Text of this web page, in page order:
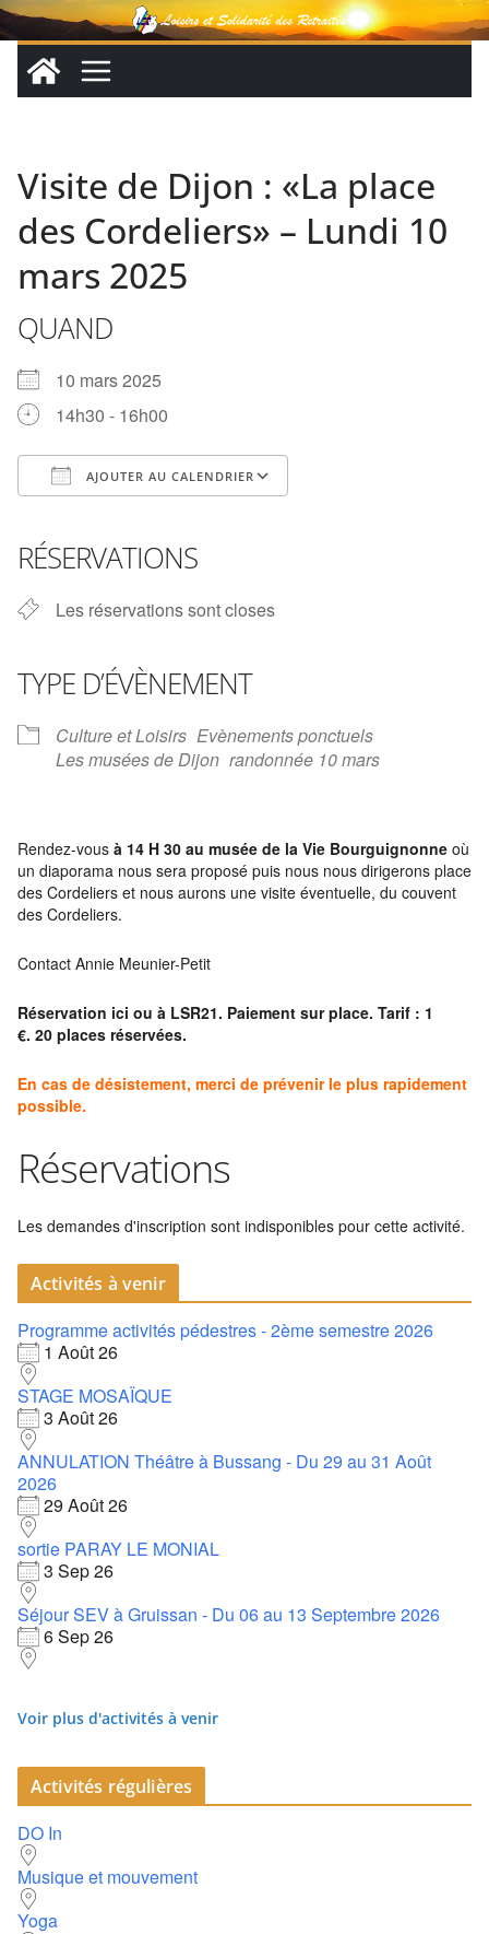
Passer
au
contenu
Visite de Dijon : «La place
des Cordeliers» – Lundi 10
mars 2025
QUAND
10 mars 2025
14h30 - 16h00
AJOUTER AU CALENDRIER
RÉSERVATIONS
Les réservations sont closes
TYPE D’ÉVÈNEMENT
Culture et Loisirs Evènements ponctuels
Les musées de Dijon randonnée 10 mars
Rendez-vous à 14 H 30 au musée de la Vie Bourguignonne où
un diaporama nous sera proposé puis nous nous dirigerons place
des Cordeliers et nous aurons une visite éventuelle, du couvent
des Cordeliers.
Contact Annie Meunier-Petit
Réservation ici ou à LSR21. Paiement sur place. Tarif : 1
€. 20 places réservées.
En cas de désistement, merci de prévenir le plus rapidement
possible.
Réservations
Les demandes d'inscription sont indisponibles pour cette activité.
Activités à venir
Programme activités pédestres - 2ème semestre 2026
1 Août 26
STAGE MOSAÏQUE
3 Août 26
ANNULATION Théâtre à Bussang - Du 29 au 31 Août
2026
29 Août 26
sortie PARAY LE MONIAL
3 Sep 26
Séjour SEV à Gruissan - Du 06 au 13 Septembre 2026
6 Sep 26
Voir plus d'activités à venir
Activités régulières
DO In
Musique et mouvement
Yoga